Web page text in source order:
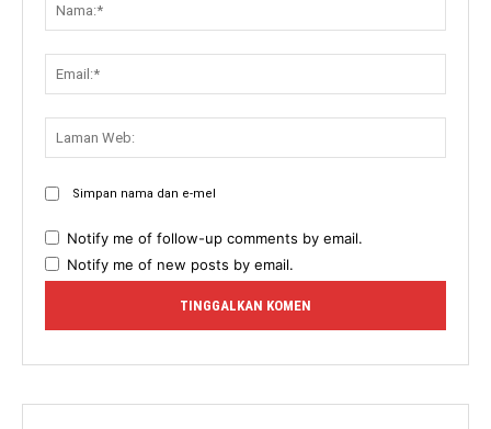
Simpan nama dan e-mel
Notify me of follow-up comments by email.
Notify me of new posts by email.